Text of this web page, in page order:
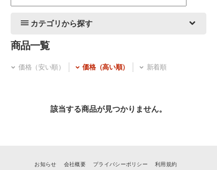
カテゴリから探す
商品一覧
価格（安い順） 価格（高い順） 新着順
該当する商品が見つかりません。
お知らせ 会社概要 プライバシーポリシー 利用規約